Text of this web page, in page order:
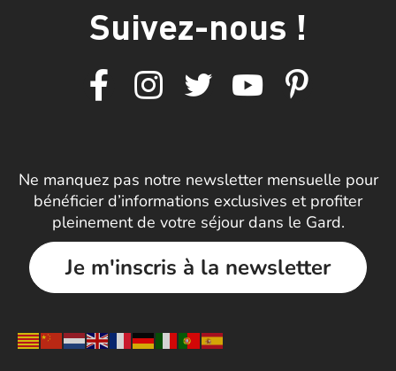
Suivez-nous !
Ne manquez pas notre newsletter mensuelle pour
bénéficier d’informations exclusives et profiter
pleinement de votre séjour dans le Gard.
Je m'inscris à la newsletter